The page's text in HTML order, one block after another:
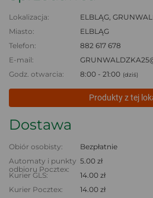
Lokalizacja:
ELBLĄG,
Miasto:
ELBLĄG
Telefon:
882 617 678
E-mail:
Godz. otwarcia:
8:00 - 21:00 (dziś)
Produkty z tej
Dostawa
Obiór osobisty:
Bezpłatnie
Automaty i punkty
odbioru Pocztex:
5.00 zł
Kurier GLS:
14.00 zł
Kurier Pocztex:
14.00 zł